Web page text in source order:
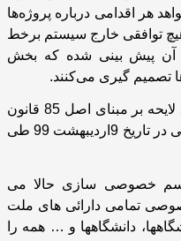
هر اقدامی درباره پروژه‌ها
هیچ توافقی خارج سیستم برخط
آن پیش بینی شده که بخش
تصمیم گیری می‌کنند.
اما عده زیادی نیز با محور قرار دادن لایحه بر مبنای اصل 85 قانون
اساسی مخالف بودند. حتی احمد توکلی در تاریخ 9اردیبهشت 99 طی
خصوصی سازی حالا می
تمامی دارائی های ملت
دانشگاهها و … همه را